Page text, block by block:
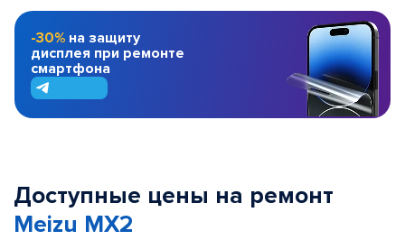
-30% на защиту
дисплея при ремонте
смартфона
Доступные цены на ремонт
Meizu MX2